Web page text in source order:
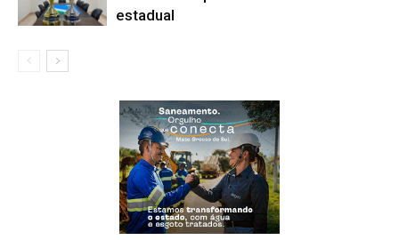
estadual